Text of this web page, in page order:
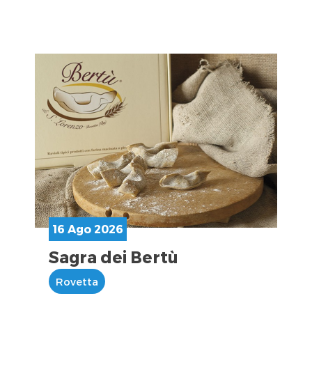
16 Ago 2026
Sagra dei Bertù
Rovetta